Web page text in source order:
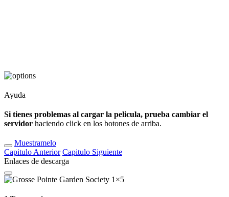
Ayuda
Si tienes problemas al cargar la pelicula, prueba cambiar el
servidor haciendo click en los botones de arriba.
Muestramelo
Capitulo Anterior Capitulo Siguiente
Enlaces de descarga